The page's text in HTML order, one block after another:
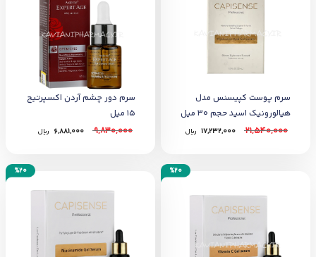
سرم پوست کپیسنس مدل
هیالورونیک اسید حجم 30 میل
21,540,000
17,232,000 ﷼
سرم دور چشم آردن اکسپرتیج
15 میل
9,830,000
6,881,000 ﷼
%20
%20